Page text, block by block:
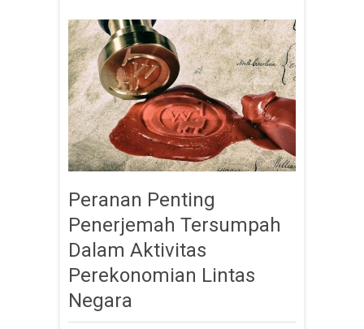
Peranan Penting
Penerjemah Tersumpah
Dalam Aktivitas
Perekonomian Lintas
Negara